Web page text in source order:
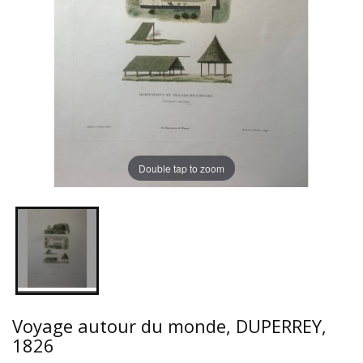
Double tap to zoom
Voyage autour du monde, DUPERREY,
1826